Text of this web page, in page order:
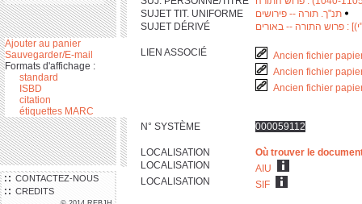
CONTACTEZ-NOUS
CREDITS
Ajouter au panier
Sauvegarder/E-mail
Formats d'affichage :
standard
ISBD
citation
étiquettes MARC
SUJET TIT. UNIFORME
תנ"ך. תורה -- פירושים
SUJET DÉRIVÉ
: פרוש התורה -- באורים
LIEN ASSOCIÉ
Ancien fichier
Ancien fichier
Ancien fichier
N° SYSTÈME 000059112
LOCALISATION
Où trouver le
LOCALISATION
AIU
LOCALISATION
SIF